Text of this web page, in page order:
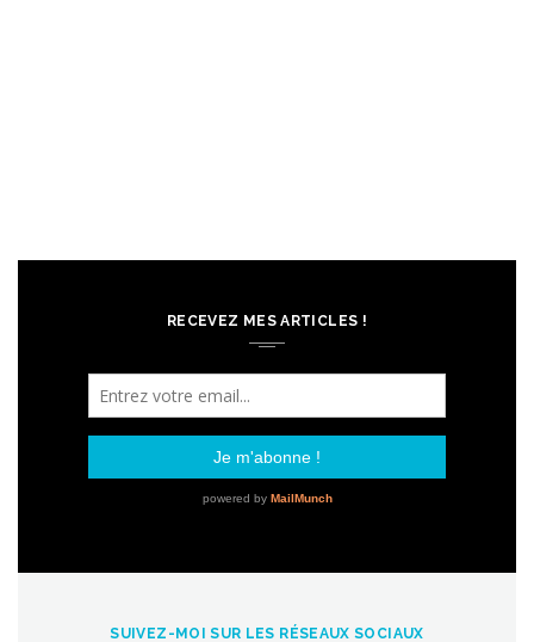
RECEVEZ MES ARTICLES !
SUIVEZ-MOI SUR LES RÉSEAUX SOCIAUX